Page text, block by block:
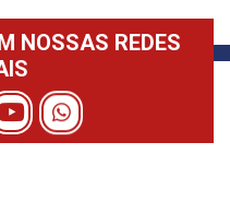
NOSSAS REDES